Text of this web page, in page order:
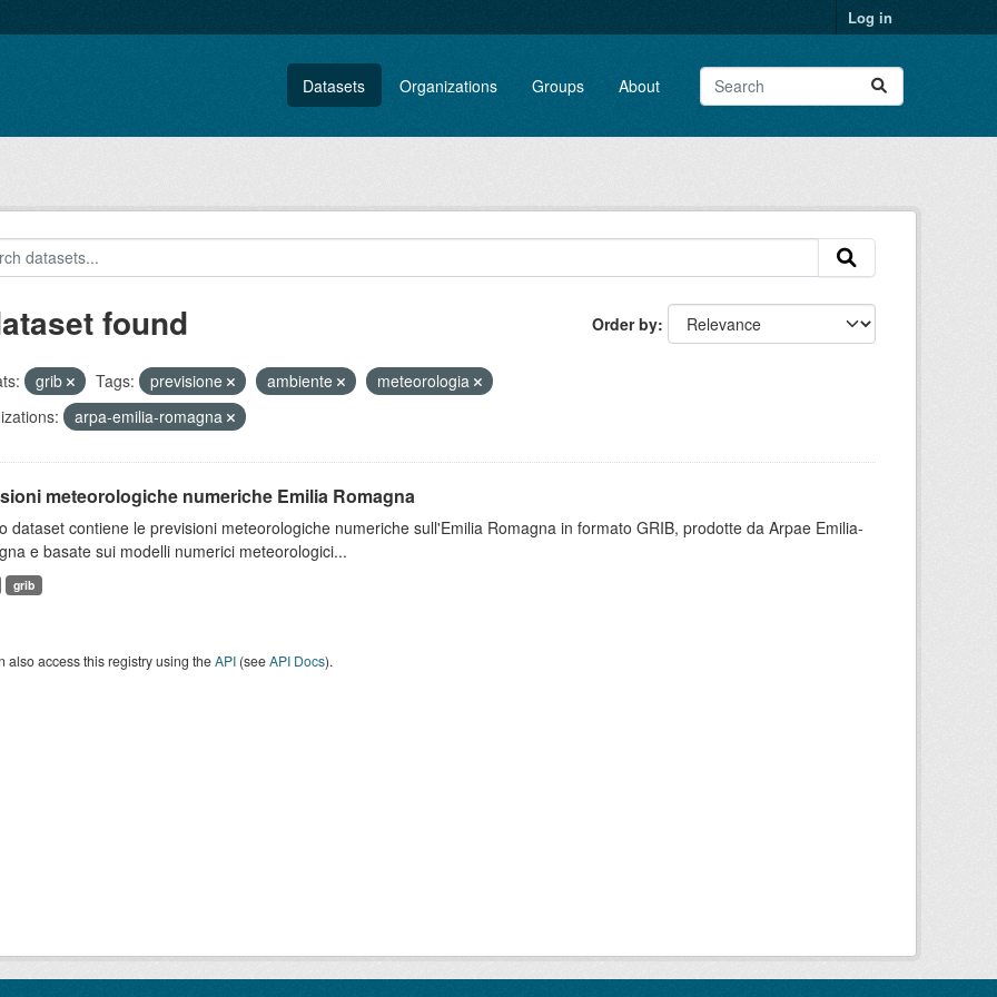
Log in
Datasets Organizations Groups About
Order by
found
grib Tags: previsione ambiente
meteorologia
arpa-emilia-romagna
meteorologiche numeriche Emilia Romagna
dataset contiene le previsioni meteorologiche numeriche sull'Emilia Romagna in formato GRIB, prodotte da Arpae Emilia-
e basate sui modelli numerici meteorologici...
grib
also access this registry using theAPI(seeAPI Docs).